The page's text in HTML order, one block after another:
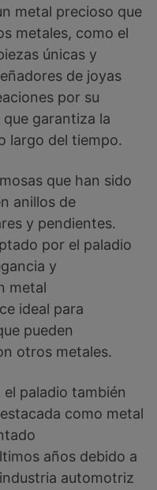
metal precioso que
metales, como el
únicas y
de joyas
por su
garantiza la
largo del tiempo.
que han sido
anillos de
y pendientes.
por el paladio
y
metal
ideal para
pueden
otros metales.
paladio también
como metal
años debido a
automotriz